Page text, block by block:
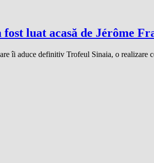
luat acasă de Jérôme
îi aduce definitiv Trofeul Sinaia, o